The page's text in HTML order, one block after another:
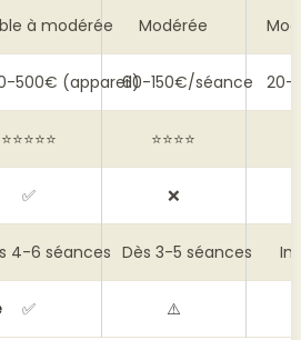
à modérée Modérée
500€ (appareil)60-150€/séance 20-
⭐⭐⭐⭐⭐ ⭐⭐⭐⭐
✅ ❌
4-6 séances Dès 3-5 séances
✅ ⚠️